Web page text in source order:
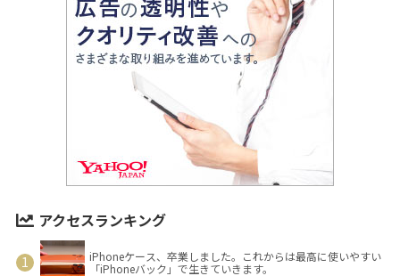
アクセスランキング
iPhoneケース、卒業しました。これからは最高に使いやすい
「iPhoneバック」で生きていきます。